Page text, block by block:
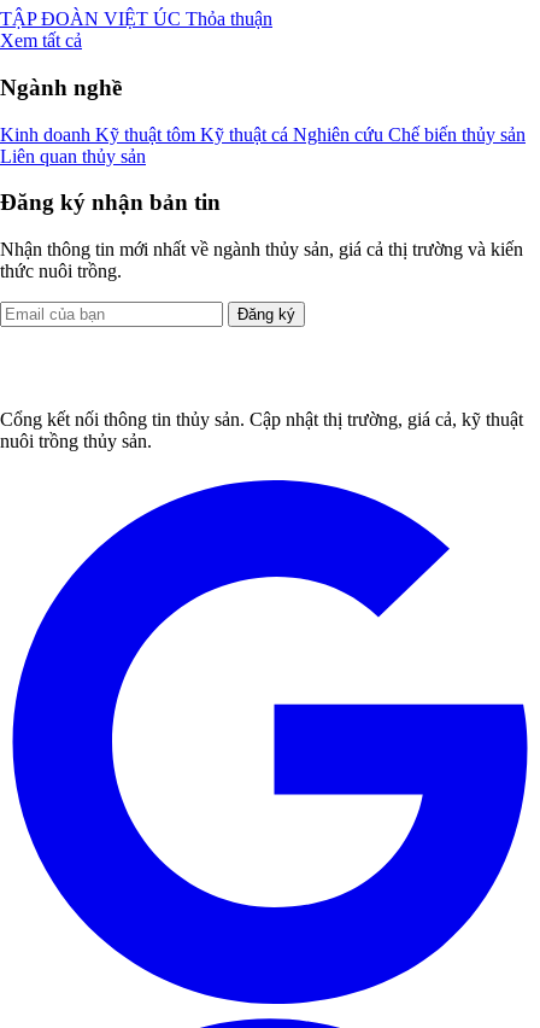
TẬP ĐOÀN VIỆT ÚC Thỏa thuận
Xem tất cả
Ngành nghề
Kinh doanh Kỹ thuật tôm Kỹ thuật cá Nghiên cứu Chế biến thủy sản
Liên quan thủy sản
Đăng ký nhận bản tin
Nhận thông tin mới nhất về ngành thủy sản, giá cả thị trường và kiến
thức nuôi trồng.
Đăng ký
Cổng kết nối thông tin thủy sản. Cập nhật thị trường, giá cả, kỹ thuật
nuôi trồng thủy sản.